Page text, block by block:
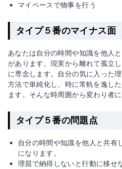
マイペースで物事を行う
タイプ５番のマイナス面
あなたは自分の時間や知識を他人
があります。現実から離れて孤立
に専念します。自分の気に入った
方法で単純化し、時に常軌を逸し
ます。そんな時周囲から変わり者に
タイプ５番の問題点
自分の時間や知識を他人と共有
になります。
理屈で納得しないと行動に移せ